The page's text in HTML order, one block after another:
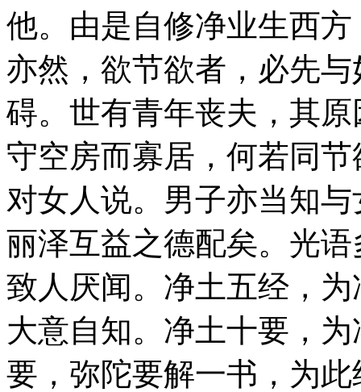
他。由是自修净业生西
亦然，欲节欲者，必先
碍。世有青年丧夫，其
守空房而寡居，何若同
对女人说。男子亦当知
丽泽互益之德配矣。光
致人厌闻。净土五经，
大意自知。净土十要，
要，弥陀要解一书，为